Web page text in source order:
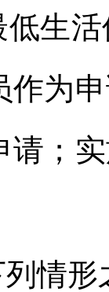
生活
作为
请；
情形